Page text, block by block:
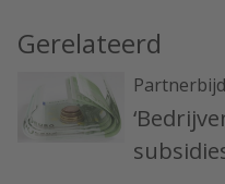
Gerelateerd